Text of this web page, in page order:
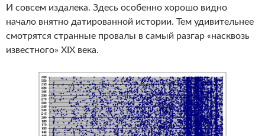
И совсем издалека. Здесь особенно хорошо видно
начало внятно датированной истории. Тем удивительнее
смотрятся странные провалы в самый разгар «насквозь
известного» XIX века.